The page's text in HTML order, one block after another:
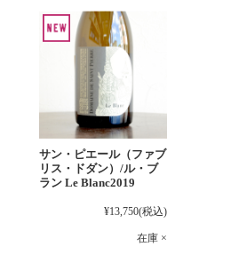
サン・ピエール（ファブ
リス・ドダン）/ル・ブ
ラン Le Blanc2019
¥13,750(税込)
在庫 ×